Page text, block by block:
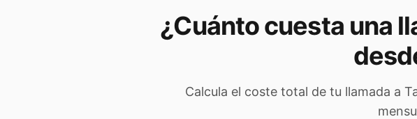
¿Cuánto cuesta una
Calcula el coste total de tu llamada a